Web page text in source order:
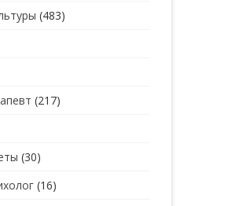
(483)
(217)
(30)
(16)